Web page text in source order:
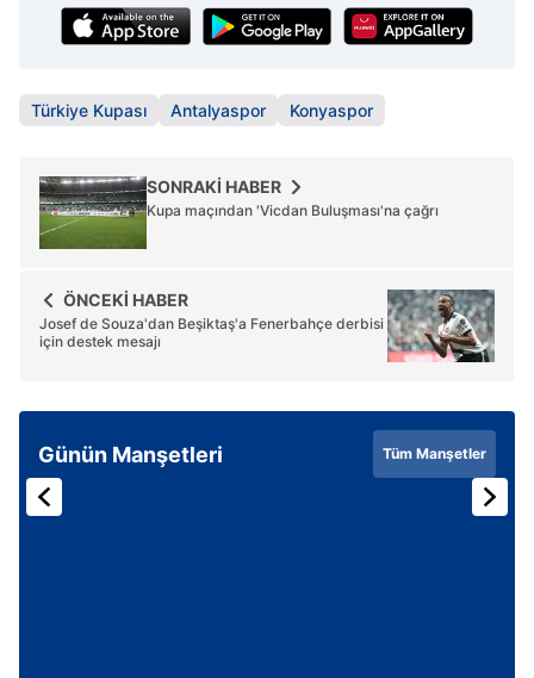
Türkiye Kupası Antalyaspor Konyaspor
SONRAKİ HABER
Kupa maçından 'Vicdan Buluşması'na çağrı
ÖNCEKİ HABER
Josef de Souza'dan Beşiktaş'a Fenerbahçe derbisi
için destek mesajı
Günün Manşetleri Tüm Manşetler